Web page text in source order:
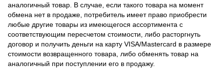
аналогичный товар. В случае, если такого товара на момент
обмена нет в продаже, потребитель имеет право приобрести
любые другие товары из имеющегося ассортимента с
соответствующим пересчетом стоимости, либо расторгнуть
договор и получить деньги на карту VISA/Mastercard в размере
стоимости возвращенного товара, либо обменять товар на
аналогичный при поступлении его в продажу.